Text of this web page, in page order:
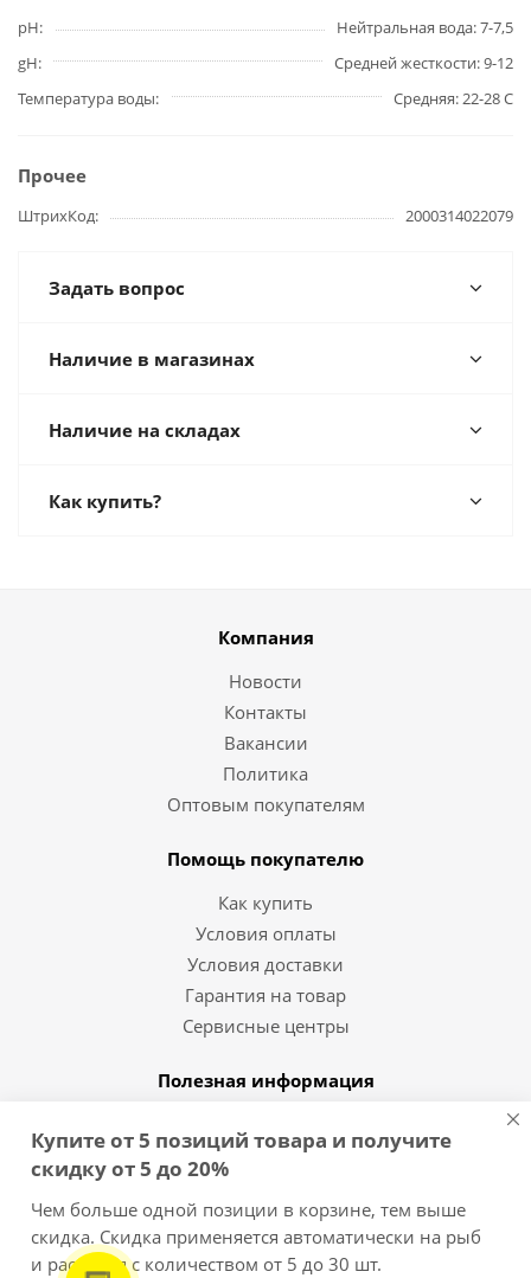
pH
Нейтральная вода: 7-7,5
gH
Средней жесткости: 9-12
Температура воды
Средняя: 22-28 С
Прочее
ШтрихКод 2000314022079
Задать вопрос
Наличие в магазинах
Наличие на складах
Как купить?
Компания
Новости
Контакты
Вакансии
Политика
Оптовым покупателям
Помощь покупателю
Как купить
Условия оплаты
Условия доставки
Гарантия на товар
Сервисные центры
Полезная информация
Вопрос-ответ
8 (812) 454-10-11
Купите от 5 позиций товара и получите
скидку от 5 до 20%
Чем больше одной позиции в корзине, тем выше
скидка. Скидка применяется автоматически на рыб
и растения с количеством от 5 до 30 шт.